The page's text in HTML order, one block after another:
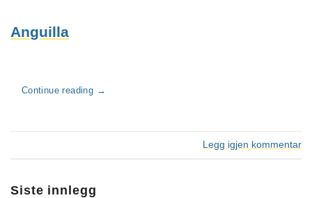
Anguilla
Continue reading →
Legg igjen kommentar
Siste innlegg